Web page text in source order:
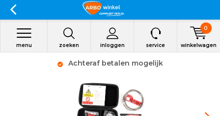
zoeken inloggen
menu service winkelwagen
0
Achteraf betalen mogelijk